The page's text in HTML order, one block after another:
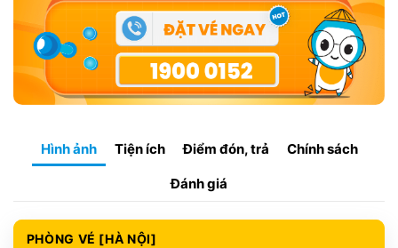
Hình ảnh Tiện ích Điểm đón, trả Chính sách
Đánh giá
PHÒNG VÉ [HÀ NỘI]